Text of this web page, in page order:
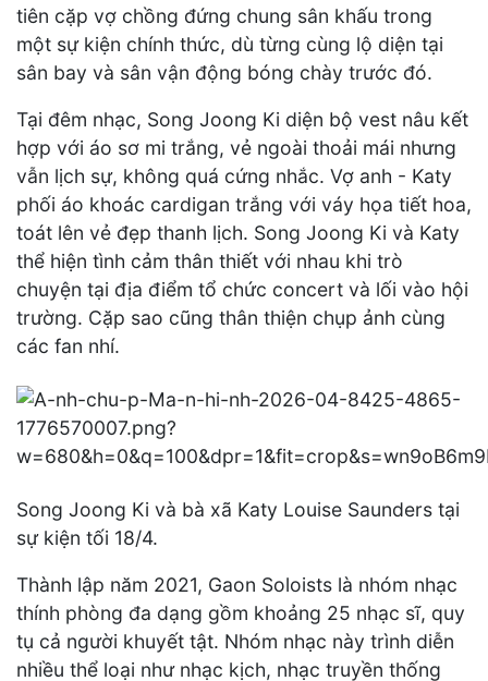
tiên cặp vợ chồng đứng chung sân khấu trong
một sự kiện chính thức, dù từng cùng lộ diện tại
sân bay và sân vận động bóng chày trước đó.
Tại đêm nhạc, Song Joong Ki diện bộ vest nâu kết
hợp với áo sơ mi trắng, vẻ ngoài thoải mái nhưng
vẫn lịch sự, không quá cứng nhắc. Vợ anh - Katy
phối áo khoác cardigan trắng với váy họa tiết hoa,
toát lên vẻ đẹp thanh lịch. Song Joong Ki và Katy
thể hiện tình cảm thân thiết với nhau khi trò
chuyện tại địa điểm tổ chức concert và lối vào hội
trường. Cặp sao cũng thân thiện chụp ảnh cùng
các fan nhí.
Song Joong Ki và bà xã Katy Louise Saunders tại
sự kiện tối 18/4.
Thành lập năm 2021, Gaon Soloists là nhóm nhạc
thính phòng đa dạng gồm khoảng 25 nhạc sĩ, quy
tụ cả người khuyết tật. Nhóm nhạc này trình diễn
nhiều thể loại như nhạc kịch, nhạc truyền thống